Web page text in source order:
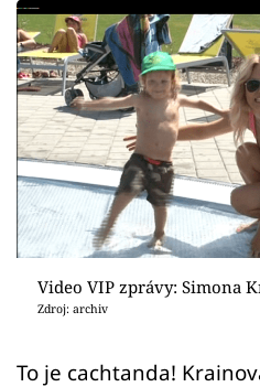
Showbyznys
Youtubeři
Virály
Sex a vztahy
Videa
Sledujte prima+
Přihlášení
Video VIP zprávy: Simona
Zdroj: archiv
To je cachtanda!